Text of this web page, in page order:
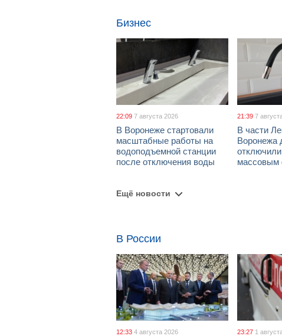
Бизнес
22:09 7 августа 2026
В Воронеже стартовали
масштабные работы на
водоподъемной станции
после отключения воды
21:39 7
В части
Воронежа
массовым
Ещё новости
В России
12:33 4 августа 2026 23:27 1